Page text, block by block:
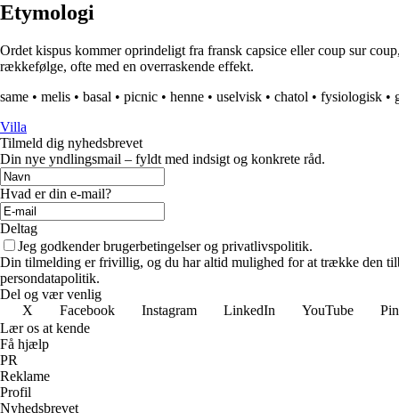
Etymologi
Ordet kispus kommer oprindeligt fra fransk capsice eller coup sur
rækkefølge, ofte med en overraskende effekt.
same • melis • basal • picnic • henne • uselvisk • chatol • fysiologisk •
Villa
Tilmeld dig nyhedsbrevet
Din nye yndlingsmail – fyldt med indsigt og konkrete råd.
Hvad er din e-mail?
Deltag
Jeg godkender brugerbetingelser og privatlivspolitik.
Din tilmelding er frivillig, og du har altid mulighed for at trække den
persondatapolitik.
Del og vær venlig
X
Facebook Instagram LinkedIn YouTube
Lær os at kende
Få hjælp
PR
Reklame
Profil
Nyhedsbrevet